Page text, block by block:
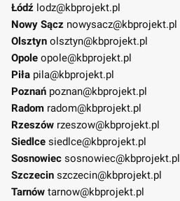
Łódź lodz@kbprojekt.pl
Nowy Sącz nowysacz@kbprojekt.pl
Olsztyn olsztyn@kbprojekt.pl
Opole opole@kbprojekt.pl
Piła pila@kbprojekt.pl
Poznań poznan@kbprojekt.pl
Radom radom@kbprojekt.pl
Rzeszów rzeszow@kbprojekt.pl
Siedlce siedlce@kbprojekt.pl
Sosnowiec sosnowiec@kbprojekt.pl
Szczecin szczecin@kbprojekt.pl
Tarnów tarnow@kbprojekt.pl